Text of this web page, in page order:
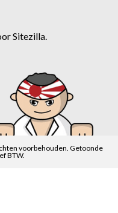
Sitezilla
voorbehouden. Getoonde
BTW.